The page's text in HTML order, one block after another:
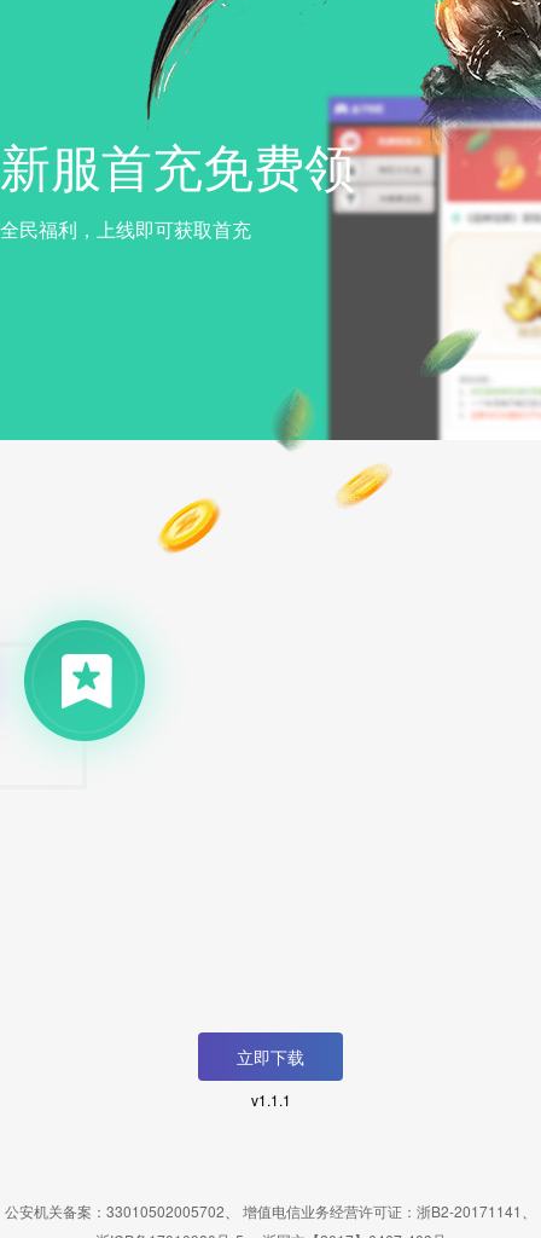
新服首充免费领
全民福利，上线即可获取首充
立即下载
v1.1.1
公安机关备案：33010502005702 增值电信业务经营许可证：浙B2-20171141